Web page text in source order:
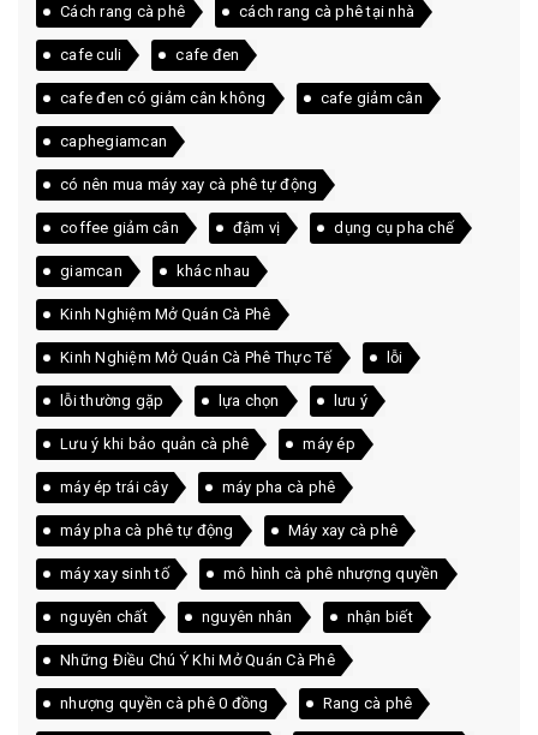
Cách rang cà phê cách rang cà phê tại nhà
cafe culi cafe đen
cafe đen có giảm cân không cafe giảm cân
caphegiamcan
có nên mua máy xay cà phê tự động
coffee giảm cân đậm vị dụng cụ pha chế
giamcan khác nhau
Kinh Nghiệm Mở Quán Cà Phê
Kinh Nghiệm Mở Quán Cà Phê Thực Tế lỗi
lỗi thường gặp lựa chọn lưu ý
Lưu ý khi bảo quản cà phê máy ép
máy ép trái cây máy pha cà phê
máy pha cà phê tự động Máy xay cà phê
máy xay sinh tố mô hình cà phê nhượng quyền
nguyên chất nguyên nhân nhận biết
Những Điều Chú Ý Khi Mở Quán Cà Phê
nhượng quyền cà phê 0 đồng Rang cà phê